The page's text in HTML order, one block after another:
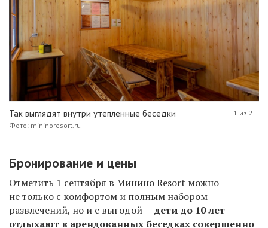
Так выглядят внутри утепленные беседки
Фото: mininoresort.ru
1 из 2
Бронирование и цены
Отметить 1 сентября в Минино Resort можно
не только с комфортом и полным набором
развлечений, но и с выгодой —дети до 10 лет
отдыхают в арендованных беседках совершенно